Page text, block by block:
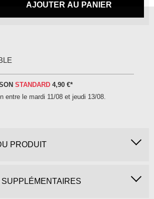
AJOUTER AU PANIER
STANDARD 4,90 €*
entre le mardi 11/08 et jeudi 13/08.
PRODUIT
SUPPLÉMENTAIRES